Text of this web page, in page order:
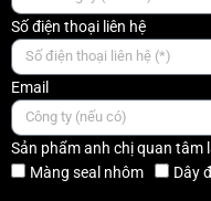
Số điện thoại liên hệ
Email
Sản phẩm anh chị quan tâm
Màng seal nhôm
Dây